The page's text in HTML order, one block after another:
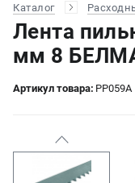
Каталог
Лента
мм 8
Артикул товара: PP059A